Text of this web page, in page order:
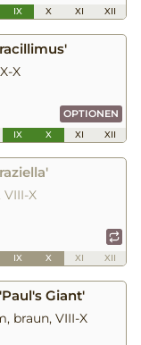
IX X XI XII
X
OPTIONEN
IX X XI XII
X
IX X XI XII
Giant'
braun, VIII-X